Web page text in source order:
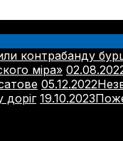
контрабанду
міра»
05.12.2022
доріг 19.10.2023